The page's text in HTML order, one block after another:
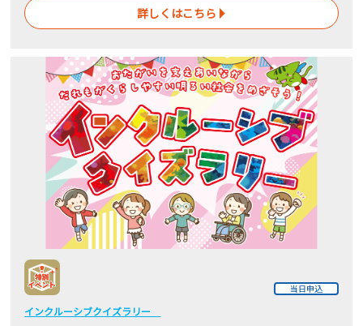
詳しくはこちら
当日申込
インクルーシブクイズラリー